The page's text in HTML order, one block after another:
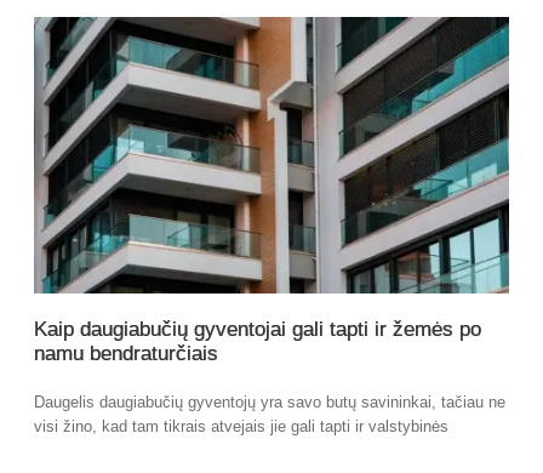
Kaip daugiabučių gyventojai gali tapti ir žemės po
namu bendraturčiais
Daugelis daugiabučių gyventojų yra savo butų savininkai, tačiau ne
visi žino, kad tam tikrais atvejais jie gali tapti ir valstybinės